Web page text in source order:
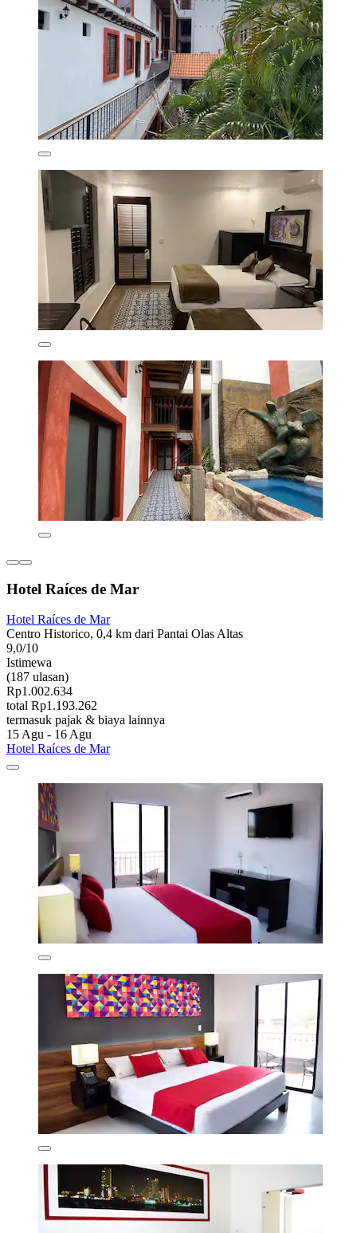
Hotel Raíces de Mar
Hotel Raíces de Mar
Centro Historico, 0,4 km dari Pantai Olas Altas
9,0/10
Istimewa
(187 ulasan)
Rp1.002.634
total Rp1.193.262
termasuk pajak & biaya lainnya
15 Agu - 16 Agu
Hotel Raíces de Mar